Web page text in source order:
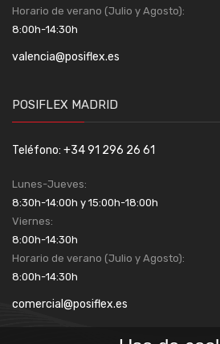
Horario de verano (Julio y Agosto):
8:00h-14:30h
valencia@posiflex.es
POSIFLEX MADRID
Teléfono: +34 91 296 26 61
Lunes-Jueves:
8:30h-14:00h y 15:00h-18:00h
Viernes:
8:00h-14:30h
Horario de verano (Julio y Agosto):
8:00h-14:30h
comercial@posiflex.es